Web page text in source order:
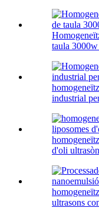
taula
industrial
d'oli
ultrasons